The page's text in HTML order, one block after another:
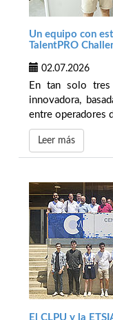
Un equipo con
TalentPRO
02.07.2026
En tan solo tres
innovadora,
entre operadores
Leer más
El CLPU y la